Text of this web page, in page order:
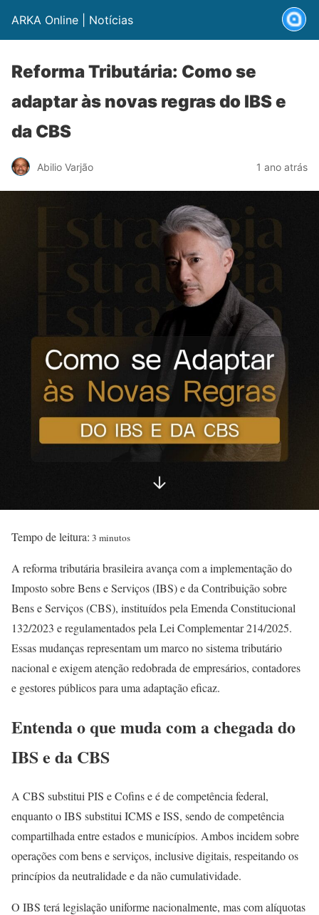
ARKA Online | Notícias
Reforma Tributária: Como se
adaptar às novas regras do IBS e
da CBS
Abilio Varjão 1 ano atrás
Tempo de leitura: 3 minutos
A reforma tributária brasileira avança com a implementação do
Imposto sobre Bens e Serviços (IBS) e da Contribuição sobre
Bens e Serviços (CBS), instituídos pela Emenda Constitucional
132/2023 e regulamentados pela Lei Complementar 214/2025.
Essas mudanças representam um marco no sistema tributário
nacional e exigem atenção redobrada de empresários, contadores
e gestores públicos para uma adaptação eficaz.
Entenda o que muda com a chegada do
IBS e da CBS
A CBS substitui PIS e Cofins e é de competência federal,
enquanto o IBS substitui ICMS e ISS, sendo de competência
compartilhada entre estados e municípios. Ambos incidem sobre
operações com bens e serviços, inclusive digitais, respeitando os
princípios da neutralidade e da não cumulatividade.
O IBS terá legislação uniforme nacionalmente, mas com alíquotas